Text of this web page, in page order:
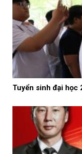
Tuyển sinh đại học